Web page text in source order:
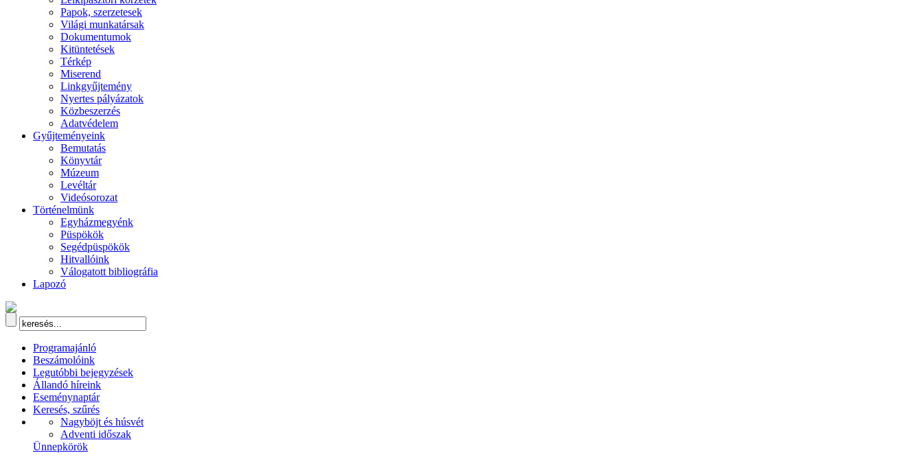
Papok, szerzetesek
Világi munkatársak
Dokumentumok
Kitüntetések
Térkép
Miserend
Linkgyűjtemény
Nyertes pályázatok
Közbeszerzés
Adatvédelem
Gyűjteményeink
Bemutatás
Könyvtár
Múzeum
Levéltár
Videósorozat
Történelmünk
Egyházmegyénk
Püspökök
Segédpüspökök
Hitvallóink
Válogatott bibliográfia
Lapozó
Programajánló
Beszámolóink
Legutóbbi bejegyzések
Állandó híreink
Eseménynaptár
Keresés, szűrés
Nagyböjt és húsvét
Adventi időszak
Ünnepkörök